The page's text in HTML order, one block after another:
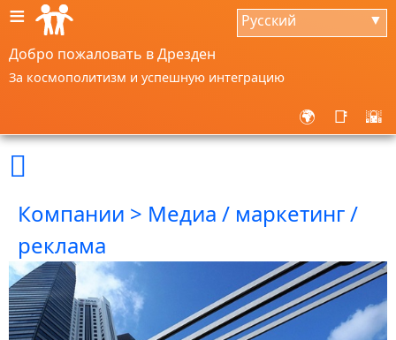
≡ Русский ▼
Добро пожаловать в Дрезден
За космополитизм и успешную интеграцию
🌍 📑 🌇

Компании > Медиа / маркетинг /
реклама